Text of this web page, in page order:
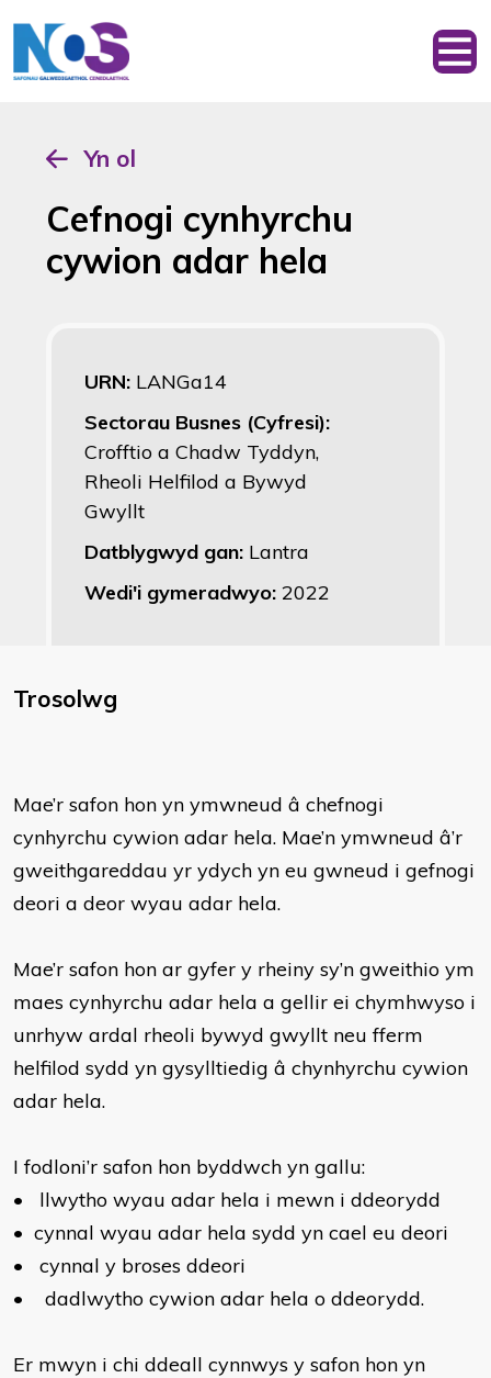
Yn ol
Cefnogi cynhyrchu
cywion adar hela
URN: LANGa14
Sectorau Busnes (Cyfresi):
Crofftio a Chadw Tyddyn,
Rheoli Helfilod a Bywyd
Gwyllt
Datblygwyd gan: Lantra
Wedi'i gymeradwyo: 2022
Trosolwg
Mae’r safon hon yn ymwneud â chefnogi
cynhyrchu cywion adar hela. Mae’n ymwneud â’r
gweithgareddau yr ydych yn eu gwneud i gefnogi
deori a deor wyau adar hela.
Mae’r safon hon ar gyfer y rheiny sy’n gweithio ym
maes cynhyrchu adar hela a gellir ei chymhwyso i
unrhyw ardal rheoli bywyd gwyllt neu fferm
helfilod sydd yn gysylltiedig â chynhyrchu cywion
adar hela.
I fodloni’r safon hon byddwch yn gallu:
•
llwytho wyau adar hela i mewn i ddeorydd
• cynnal wyau adar hela sydd yn cael eu deori
•
cynnal y broses ddeori
•
dadlwytho cywion adar hela o ddeorydd.
Er mwyn i chi ddeall cynnwys y safon hon yn